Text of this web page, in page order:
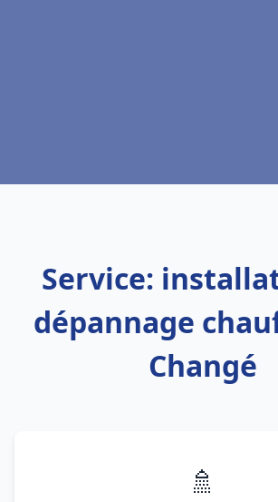
Service:
dépannage
Changé
🚿